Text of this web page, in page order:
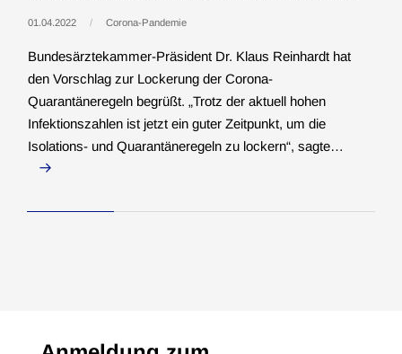
01.04.2022 Corona-Pandemie
Bundesärztekammer-Präsident Dr. Klaus Reinhardt hat
den Vorschlag zur Lockerung der Corona-
Quarantäneregeln begrüßt. „Trotz der aktuell hohen
Infektionszahlen ist jetzt ein guter Zeitpunkt, um die
Isolations- und Quarantäneregeln zu lockern“, sagte…